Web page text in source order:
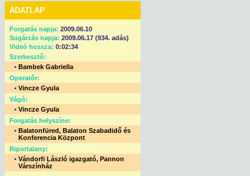
ADATLAP
Forgatás napja: 2009.06.10
Sugárzás napja: 2009.06.17 (934. adás)
Videó hossza: 0:02:34
Szerkesztő:
• Bambek Gabriella
Operatőr:
• Vincze Gyula
Vágó:
• Vincze Gyula
Forgatás helyszíne:
• Balatonfüred, Balaton Szabadidő és
Konferencia Központ
Riportalany:
• Vándorfi László igazgató, Pannon
Várszínház